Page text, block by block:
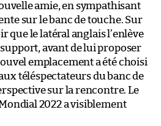
amie, en sympathisant
sur le banc de touche. Sur
que le latéral anglais l’enlève
avant de lui proposer
emplacement a été choisi
téléspectateurs du banc de
sur la rencontre. Le
2022 a visiblement